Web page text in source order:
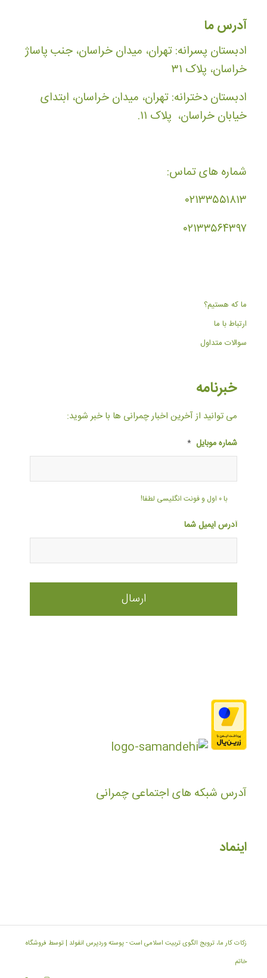
آدرس ما
ادبستان پسرانه: تهران، میدان خراسان، جنب پاساژ
خراسان، پلاک ۳۱
ادبستان دخترانه: تهران، میدان خراسان، ابتدای
خیابان خراسان، پلاک ۱۱.
شماره های تماس:
۰۲۱۳۳۵۵۱۸۱۳
۰۲۱۳۳۵۶۴۳۹۷
ما که هستیم؟
ارتباط با ما
سوالات متداول
خبرنامه
می توانید از آخرین اخبار چمرانی ها با خبر شوید:
شماره موبایل *
با ۰ اول و فونت انگلیسی لطفا!
آدرس ایمیل شما
آدرس شبکه های اجتماعی چمرانی
اینماد
زکات کار ما، ترویج الگوی تربیت اسلامی است -پوسته وردپرس انفولد | توسط فروشگاه
خاتم